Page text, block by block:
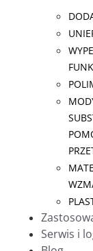
Serwis i